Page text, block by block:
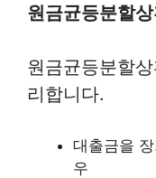
원금균등분할
원금균등분할
리합니다.
대출금을
우